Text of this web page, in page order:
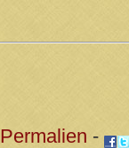
Permalien -